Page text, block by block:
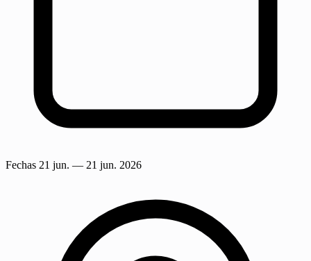
Fechas 21 jun. — 21 jun. 2026